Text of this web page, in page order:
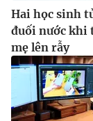
® Cấm sao chép
thuận bằng văn
thông tin từ
Hai học sinh
đuối nước khi
mẹ lên rẫy